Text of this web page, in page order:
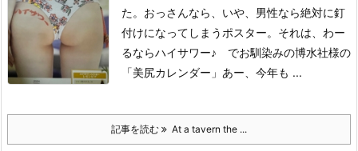
た。 おっさんなら、いや、男性なら絶対に釘
付けになってしまうポスター。 それは、わー
るならハイサワー♪ でお馴染みの博水社様の
「美尻カレンダー」 あー、今年も ...
記事を読む At a tavern the ...